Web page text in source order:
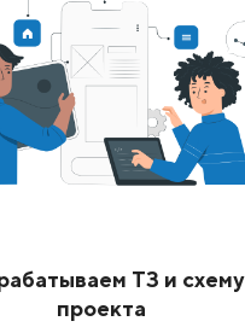
ТЗ и схему
проекта